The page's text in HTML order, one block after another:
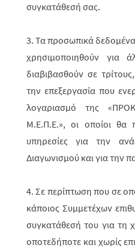
συγκατάθεσή σας.
3. Τα προσωπικά
χρησιμοποιηθούν για
διαβιβασθούν σε
την επεξεργασία που
λογαριασμό της
M.Ε.Π.Ε.», οι οποίοι θα
υπηρεσίες για την
Διαγωνισμού και για
4. Σε περίπτωση που σε
κάποιος Συμμετέχων
συγκατάθεσή του για τη
οποτεδήποτε και χωρίς